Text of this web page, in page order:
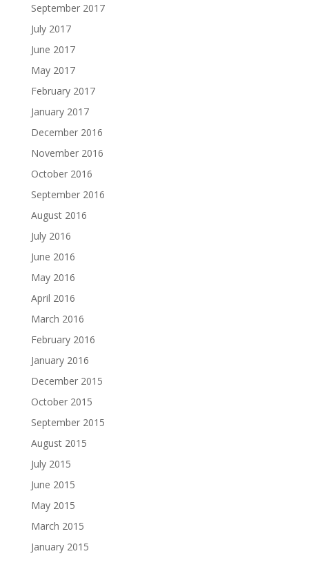
September 2017
July 2017
June 2017
May 2017
February 2017
January 2017
December 2016
November 2016
October 2016
September 2016
August 2016
July 2016
June 2016
May 2016
April 2016
March 2016
February 2016
January 2016
December 2015
October 2015
September 2015
August 2015
July 2015
June 2015
May 2015
March 2015
January 2015